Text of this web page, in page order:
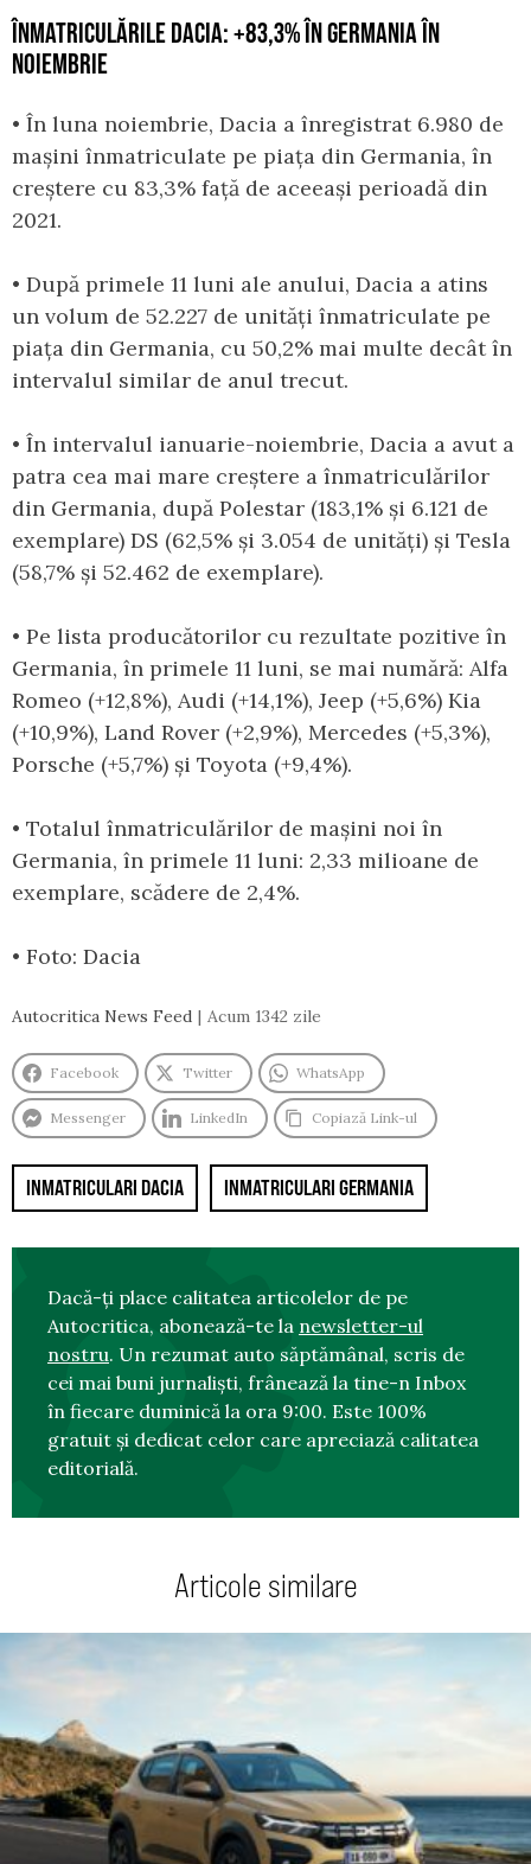
ÎNMATRICULĂRILE DACIA: +83,3% ÎN GERMANIA ÎN
NOIEMBRIE
• În luna noiembrie, Dacia a înregistrat 6.980 de
mașini înmatriculate pe piața din Germania, în
creștere cu 83,3% față de aceeași perioadă din
2021.
• După primele 11 luni ale anului, Dacia a atins
un volum de 52.227 de unități înmatriculate pe
piața din Germania, cu 50,2% mai multe decât în
intervalul similar de anul trecut.
• În intervalul ianuarie-noiembrie, Dacia a avut a
patra cea mai mare creștere a înmatriculărilor
din Germania, după Polestar (183,1% și 6.121 de
exemplare) DS (62,5% și 3.054 de unități) și Tesla
(58,7% și 52.462 de exemplare).
• Pe lista producătorilor cu rezultate pozitive în
Germania, în primele 11 luni, se mai numără: Alfa
Romeo (+12,8%), Audi (+14,1%), Jeep (+5,6%) Kia
(+10,9%), Land Rover (+2,9%), Mercedes (+5,3%),
Porsche (+5,7%) și Toyota (+9,4%).
• Totalul înmatriculărilor de mașini noi în
Germania, în primele 11 luni: 2,33 milioane de
exemplare, scădere de 2,4%.
• Foto: Dacia
Autocritica News Feed Acum 1342 zile
Facebook Twitter WhatsApp
Messenger LinkedIn Copiază Link-ul
INMATRICULARI DACIA INMATRICULARI GERMANIA
Dacă-ți place calitatea articolelor de pe
Autocritica, abonează-te la newsletter-ul
nostru. Un rezumat auto săptămânal, scris de
cei mai buni jurnaliști, frânează la tine-n Inbox
în fiecare duminică la ora 9:00. Este 100%
gratuit și dedicat celor care apreciază calitatea
editorială.
Articole similare